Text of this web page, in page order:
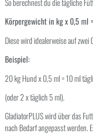
So berechnest du die tägliche
Körpergewicht in kg x 0,5 ml
Diese wird idealerweise auf zwei
Beispiel:
20 kg Hund x 0,5 ml = 10 ml
(oder 2 x täglich 5 ml).
GladiatorPLUS wird über das
nach Bedarf angepasst werden.